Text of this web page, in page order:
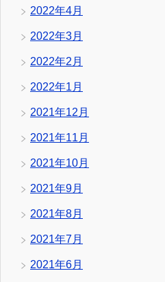
2022年4月
2022年3月
2022年2月
2022年1月
2021年12月
2021年11月
2021年10月
2021年9月
2021年8月
2021年7月
2021年6月